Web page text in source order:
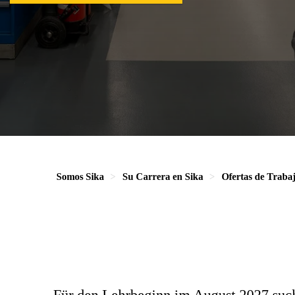
Somos Sika Su Carrera en Sika Ofertas de